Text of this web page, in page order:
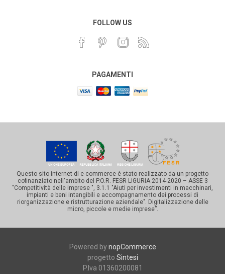
FOLLOW US
PAGAMENTI
Questo sito internet di e-commerce è stato realizzato da un progetto
cofinanziato nell'ambito del P.O.R. FESR LIGURIA 2014-2020 – ASSE 3
"Competitività delle imprese ", 3.1.1 "Aiuti per investimenti in macchinari,
impianti e beni intangibili e accompagnamento dei processi di
riorganizzazione e ristrutturazione aziendale". Digitalizzazione delle
micro, piccole e medie imprese”.
Powered bynopCommerce
progetto Sintesi
P.Iva 01360200081